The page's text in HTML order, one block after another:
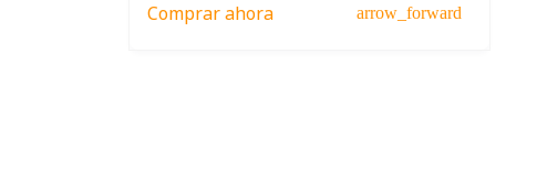
Comprar ahora arrow_forward